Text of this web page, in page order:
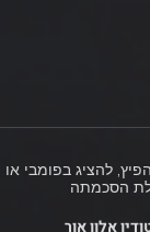
להציג בפומבי או
הסכמתה